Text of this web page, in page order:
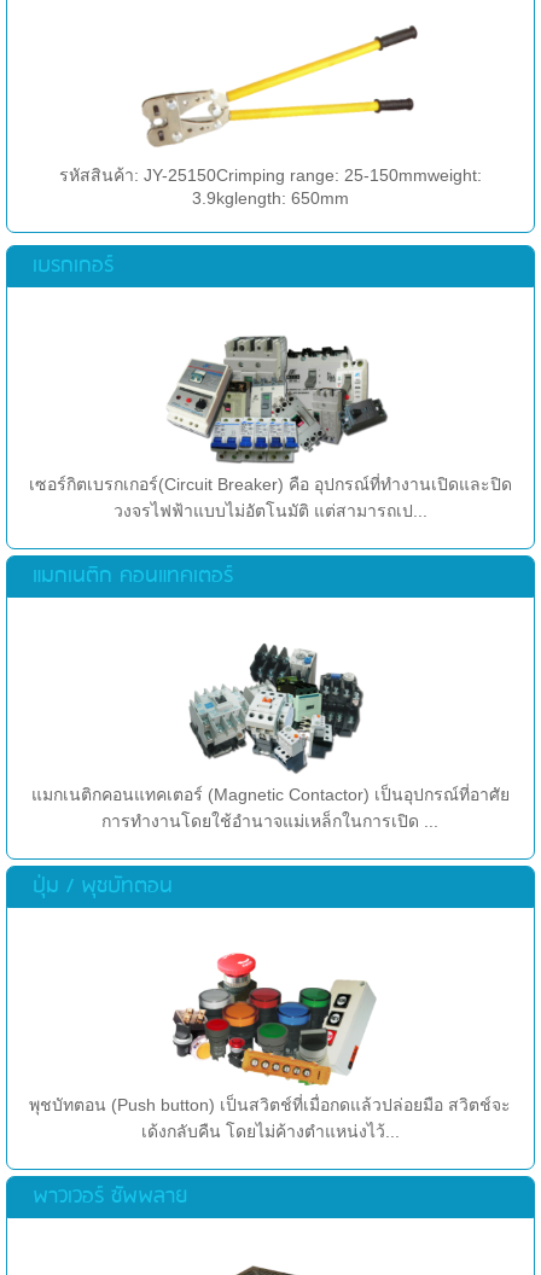
รหัสสินค้า: JY-25150Crimping range: 25-150mmweight:
3.9kglength: 650mm
เบรกเกอร์
เซอร์กิตเบรกเกอร์(Circuit Breaker) คือ อุปกรณ์ที่ทำงานเปิดและปิด
วงจรไฟฟ้าแบบไม่อัตโนมัติ แต่สามารถเป...
แมกเนติก คอนแทคเตอร์
แมกเนติกคอนแทคเตอร์ (Magnetic Contactor) เป็นอุปกรณ์ที่อาศัย
การทำงานโดยใช้อำนาจแม่เหล็กในการเปิด ...
ปุ่ม / พุชบัทตอน
พุชบัทตอน (Push button) เป็นสวิตช์ที่เมื่อกดแล้วปล่อยมือ สวิตช์จะ
เด้งกลับคืน โดยไม่ค้างตำแหน่งไว้...
พาวเวอร์ ซัพพลาย